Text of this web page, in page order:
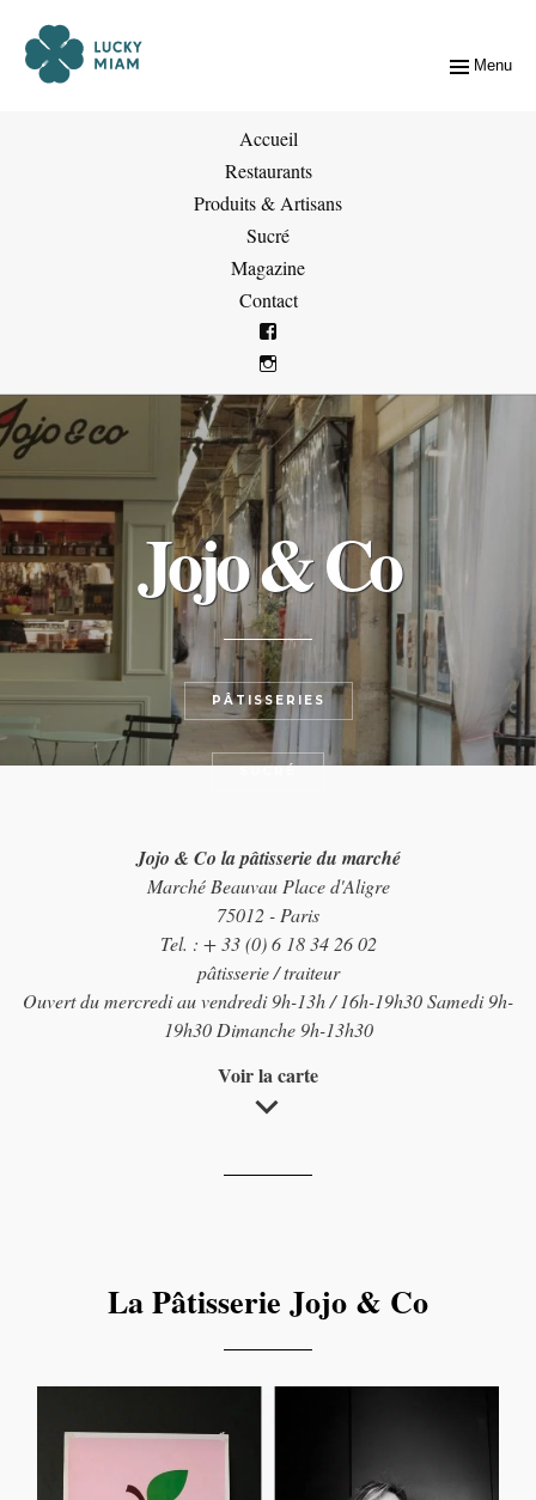
Menu
Accueil
Restaurants
Produits & Artisans
Sucré
Magazine
Contact
Jojo & Co
PÂTISSERIES
Jojo & Co la pâtisserie du marché
Marché Beauvau Place d'Aligre
75012 - Paris
Tel. : + 33 (0) 6 18 34 26 02
pâtisserie / traiteur
Ouvert du mercredi au vendredi 9h-13h / 16h-19h30 Samedi 9h-
19h30 Dimanche 9h-13h30
Voir la carte
La Pâtisserie Jojo & Co